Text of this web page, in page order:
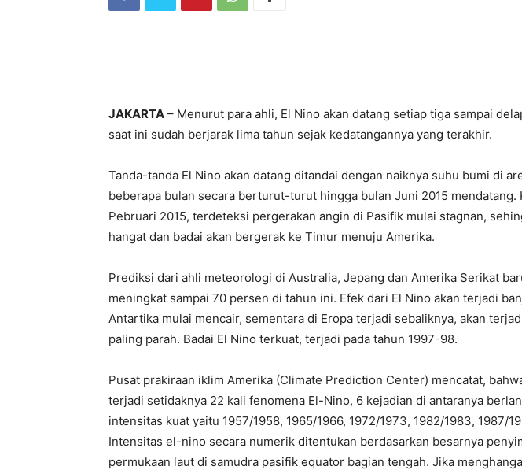
JAKARTA – Menurut para ahli, El Nino akan datang setiap tiga sampai
saat ini sudah berjarak lima tahun sejak kedatangannya yang terakhir.
Tanda-tanda El Nino akan datang ditandai dengan naiknya suhu bumi di
beberapa bulan secara berturut-turut hingga bulan Juni 2015 mendatang.
Pebruari 2015, terdeteksi pergerakan angin di Pasifik mulai stagnan,
hangat dan badai akan bergerak ke Timur menuju Amerika.
Prediksi dari ahli meteorologi di Australia, Jepang dan Amerika Serikat
meningkat sampai 70 persen di tahun ini. Efek dari El Nino akan terjadi
Antartika mulai mencair, sementara di Eropa terjadi sebaliknya, akan
paling parah. Badai El Nino terkuat, terjadi pada tahun 1997-98.
Pusat prakiraan iklim Amerika (Climate Prediction Center) mencatat,
terjadi setidaknya 22 kali fenomena El-Nino, 6 kejadian di antaranya
intensitas kuat yaitu 1957/1958, 1965/1966, 1972/1973, 1982/1983, 1987/
Intensitas el-nino secara numerik ditentukan berdasarkan besarnya
permukaan laut di samudra pasifik equator bagian tengah. Jika